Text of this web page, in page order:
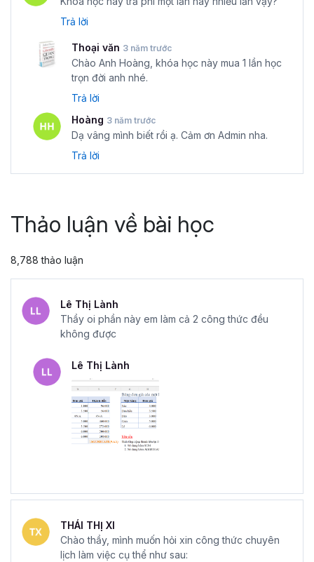
Trả lời
Thoại văn 3 năm trước
Chào Anh Hoàng, khóa học này mua 1 lần học
trọn đời anh nhé.
Trả lời
Hoàng 3 năm trước
Dạ vâng mình biết rồi ạ. Cảm ơn Admin nha.
Trả lời
Thảo luận về bài học
8,788 thảo luận
Lê Thị Lành
Thầy oi phần này em làm cả 2 công thức đều
không được
Lê Thị Lành
THÁI THỊ XI
Chào thầy, mình muốn hỏi xin công thức chuyên
lịch làm việc cụ thể như sau: